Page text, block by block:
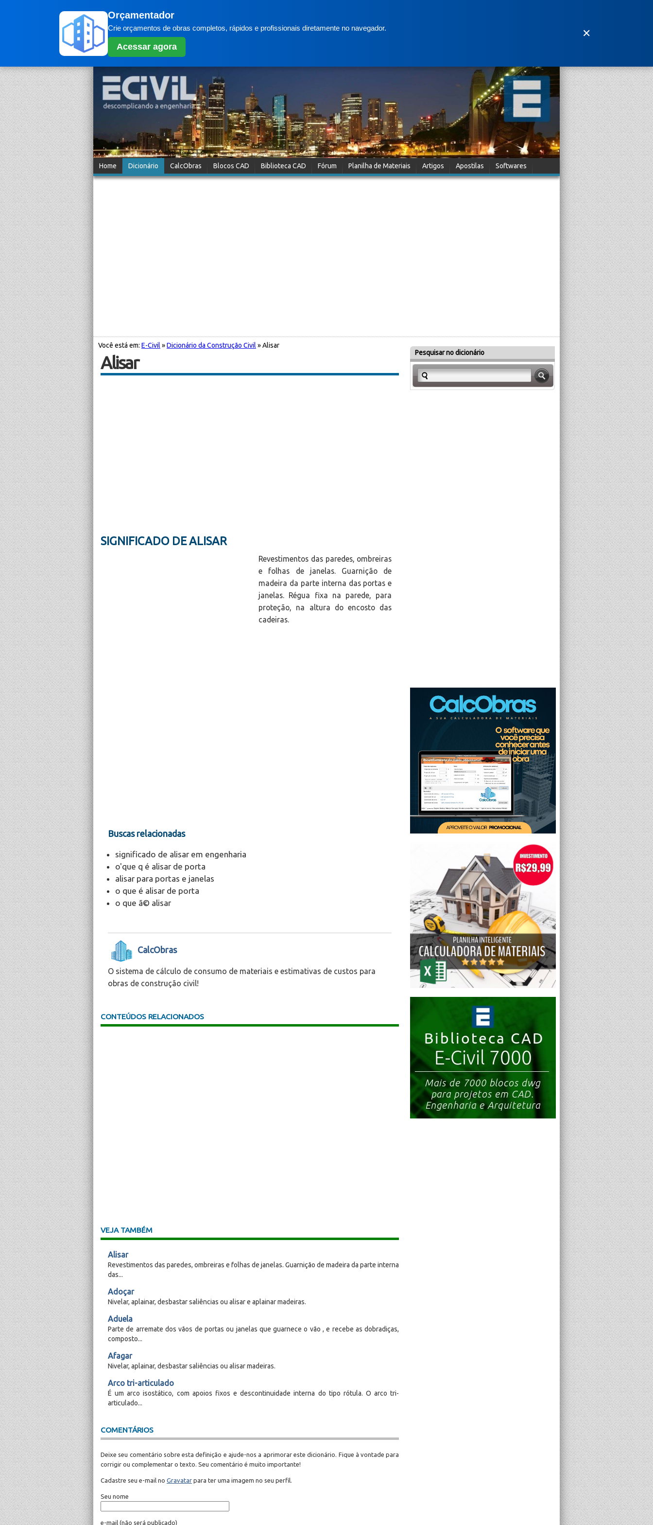
Orçamentador
Crie orçamentos de obras completos, rápidos e profissionais diretamente no navegador.
Acessar agora
✕
Home Dicionário CalcObras Blocos CAD Biblioteca CAD Fórum Planilha de Materiais Artigos Apostilas Softwares
Você está em: E-Civil »Dicionário da Construção Civil » Alisar
Alisar
SIGNIFICADO DE ALISAR
Revestimentos das paredes, ombreiras
e folhas de janelas. Guarnição de
madeira da parte interna das portas e
janelas. Régua fixa na parede, para
proteção, na altura do encosto das
cadeiras.
Buscas relacionadas
significado de alisar em engenharia
o'que q é alisar de porta
alisar para portas e janelas
o que é alisar de porta
o que ã© alisar
CalcObras
O sistema de cálculo de consumo de materiais e estimativas de custos para
obras de construção civil!
CONTEÚDOS RELACIONADOS
VEJA TAMBÉM
Alisar
Revestimentos das paredes, ombreiras e folhas de janelas. Guarnição de madeira da parte interna
das...
Adoçar
Nivelar, aplainar, desbastar saliências ou alisar e aplainar madeiras.
Aduela
Parte de arremate dos vãos de portas ou janelas que guarnece o vão , e recebe as dobradiças,
composto...
Afagar
Nivelar, aplainar, desbastar saliências ou alisar madeiras.
Arco tri-articulado
É um arco isostático, com apoios fixos e descontinuidade interna do tipo rótula. O arco tri-
articulado...
COMENTÁRIOS
Deixe seu comentário sobre esta definição e ajude-nos a aprimorar este dicionário. Fique à vontade para
corrigir ou complementar o texto. Seu comentário é muito importante!
Cadastre seu e-mail no Gravatar para ter uma imagem no seu perfil.
Seu nome
e-mail (não será publicado)
Pesquisar no dicionário